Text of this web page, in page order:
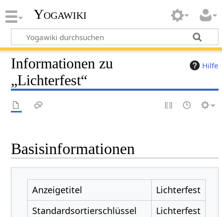
Yogawiki
Hilfe
Informationen zu
„Lichterfest“
Basisinformationen
Anzeigetitel
Lichterfest
Standardsortierschlüssel
Lichterfest